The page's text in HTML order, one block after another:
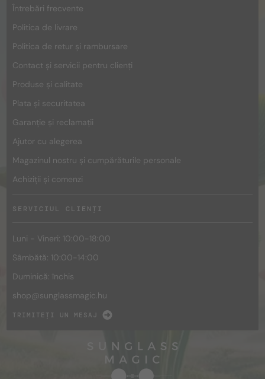
Întrebări frecvente
Politica de livrare
Politica de retur și rambursare
Contact și servicii pentru clienți
Produse și calitate
Plata și securitatea
Garanție și reclamații
Ajutor cu alegerea
Magazinul nostru și cumpărăturile personale
Achiziții și comenzi
SERVICIUL CLIENȚI
Luni - Vineri: 10:00-18:00
Sâmbătă: 10:00-14:00
Duminică: închis
shop@sunglassmagic.hu
TRIMITEȚI UN MESAJ